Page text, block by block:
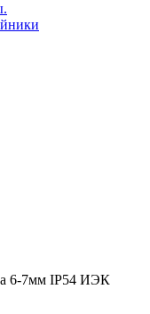
6-7мм IP54 ИЭК